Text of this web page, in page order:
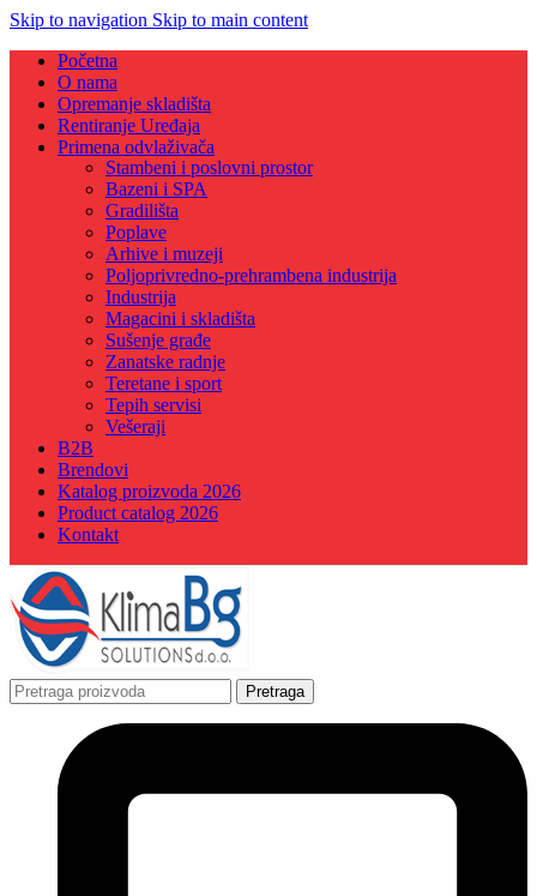
Skip to navigation Skip to main content
Početna
O nama
Opremanje skladišta
Rentiranje Uređaja
Primena odvlaživača
Stambeni i poslovni prostor
Bazeni i SPA
Gradilišta
Poplave
Arhive i muzeji
Poljoprivredno-prehrambena industrija
Industrija
Magacini i skladišta
Sušenje građe
Zanatske radnje
Teretane i sport
Tepih servisi
Vešeraji
B2B
Brendovi
Katalog proizvoda 2026
Product catalog 2026
Kontakt
Pretraga